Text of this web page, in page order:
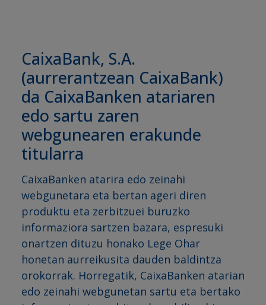
CaixaBank, S.A.
(aurrerantzean CaixaBank)
da CaixaBanken atariaren
edo sartu zaren
webgunearen erakunde
titularra
CaixaBanken atarira edo zeinahi
webgunetara eta bertan ageri diren
produktu eta zerbitzuei buruzko
informaziora sartzen bazara, espresuki
onartzen dituzu honako Lege Ohar
honetan aurreikusita dauden baldintza
orokorrak. Horregatik, CaixaBanken atarian
edo zeinahi webgunetan sartu eta bertako